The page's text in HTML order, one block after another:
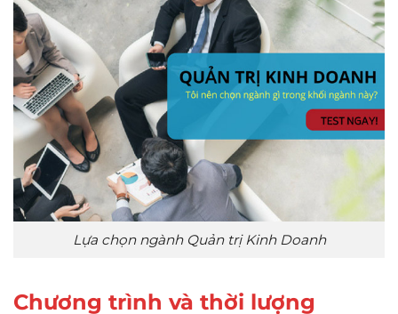
Lựa chọn ngành Quản trị Kinh Doanh
Chương trình và thời lượng